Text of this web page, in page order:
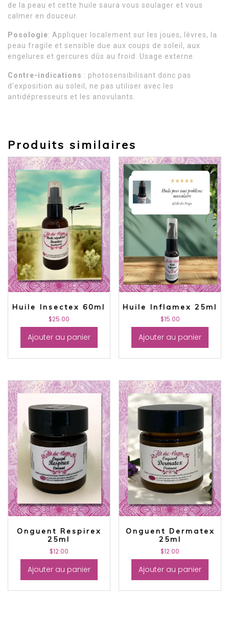
de la peau et cette huile saura vous soulager et vous
calmer en douceur.
Posologie: Appliquer localement sur les joues, lèvres, la
peau fragile et sensible due aux coups de soleil, aux
engelures et gercures dûs au froid. Usage externe.
Contre-indications : photosensibilisant donc pas
d’exposition au soleil, ne pas utiliser avec les
antidépresseurs et les anovulants.
Produits similaires
Huile Insectex 60ml
$25.00
Ajouter au panier
Huile Inflamex 25ml
$15.00
Ajouter au panier
Onguent Respirex
25ml
$12.00
Ajouter au panier
Onguent Dermatex
25ml
$12.00
Ajouter au panier